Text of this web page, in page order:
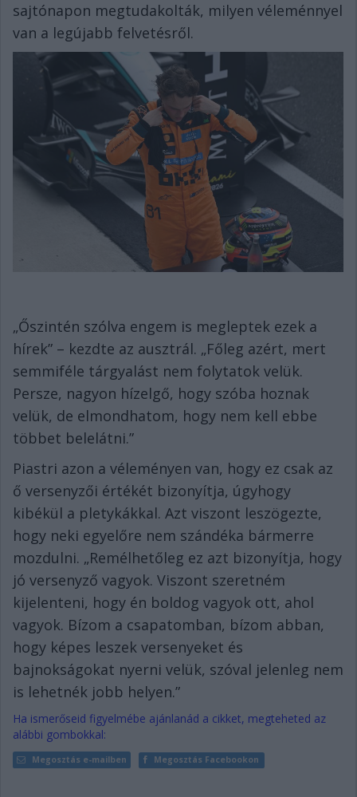
sajtónapon megtudakolták, milyen véleménnyel
van a legújabb felvetésről.
„Őszintén szólva engem is megleptek ezek a
hírek” – kezdte az ausztrál. „Főleg azért, mert
semmiféle tárgyalást nem folytatok velük.
Persze, nagyon hízelgő, hogy szóba hoznak
velük, de elmondhatom, hogy nem kell ebbe
többet belelátni.”
Piastri azon a véleményen van, hogy ez csak az
ő versenyzői értékét bizonyítja, úgyhogy
kibékül a pletykákkal. Azt viszont leszögezte,
hogy neki egyelőre nem szándéka bármerre
mozdulni. „Remélhetőleg ez azt bizonyítja, hogy
jó versenyző vagyok. Viszont szeretném
kijelenteni, hogy én boldog vagyok ott, ahol
vagyok. Bízom a csapatomban, bízom abban,
hogy képes leszek versenyeket és
bajnokságokat nyerni velük, szóval jelenleg nem
is lehetnék jobb helyen.”
Ha ismerőseid figyelmébe ajánlanád a cikket, megteheted az
alábbi gombokkal:
Megosztás e-mailben Megosztás Facebookon